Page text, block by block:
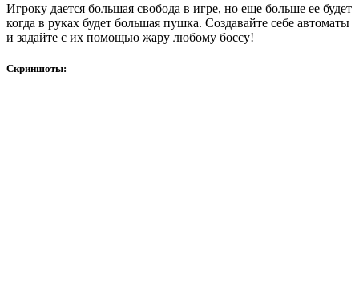
Игроку дается большая свобода в игре, но еще больше ее будет
когда в руках будет большая пушка. Создавайте себе автоматы
и задайте с их помощью жару любому боссу!
Скриншоты: